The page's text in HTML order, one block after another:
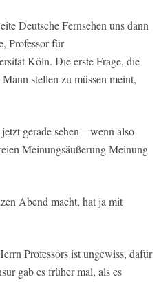
Deutsche Fernsehen uns dann
Professor für
Köln. Die erste Frage, die
stellen zu müssen meint,
gerade sehen – wenn also
Meinungsäußerung Meinung
Abend macht, hat ja mit
Professors ist ungewiss, dafür
gab es früher mal, als es